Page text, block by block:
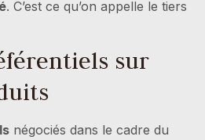
. C’est ce qu’on appelle le tiers
sur
négociés dans le cadre du